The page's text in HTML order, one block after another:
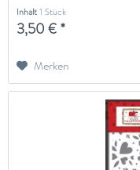
Inhalt1 Stück
3,50 € *
Merken